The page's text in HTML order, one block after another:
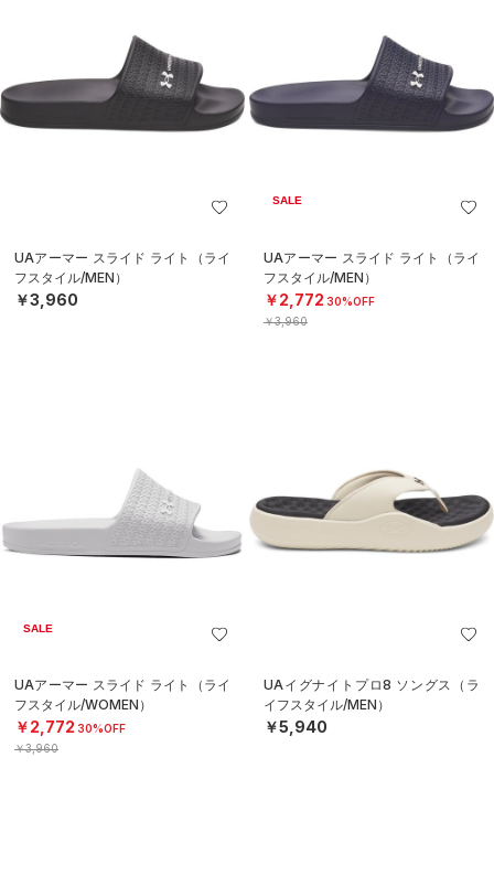
UAアーマー スライド ライト（ライ
フスタイル/MEN）
￥3,960
SALE
UAアーマー スライド ライト（ライ
フスタイル/MEN）
￥2,772 30%OFF
￥3,960
SALE
UAアーマー スライド ライト（ライ
フスタイル/WOMEN）
￥2,772 30%OFF
￥3,960
UAイグナイトプロ8 ソングス（ラ
イフスタイル/MEN）
￥5,940